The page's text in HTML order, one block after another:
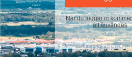
När du loggar in
att användas